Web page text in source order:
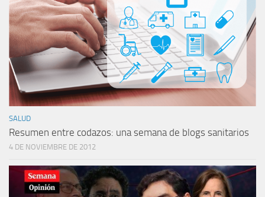
SALUD
Resumen entre codazos: una semana de blogs sanitarios
4 DE NOVIEMBRE DE 2012